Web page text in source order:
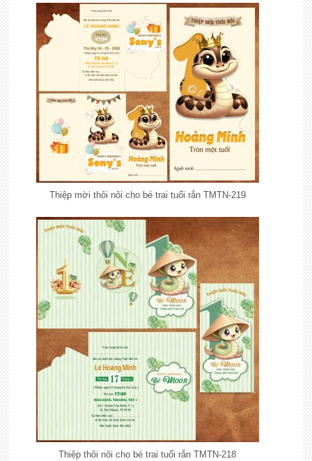
Thiệp mời thôi nôi cho bé trai tuổi rắn TMTN-219
Thiệp thôi nôi cho bé trai tuổi rắn TMTN-218